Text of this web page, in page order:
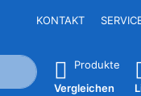
KONTAKT
erste
Produkte
Vergleichen